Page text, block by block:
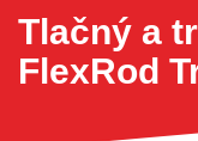
Tlačný a
FlexRod